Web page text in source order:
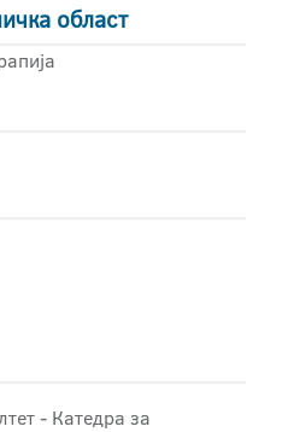
област
- Катедра за